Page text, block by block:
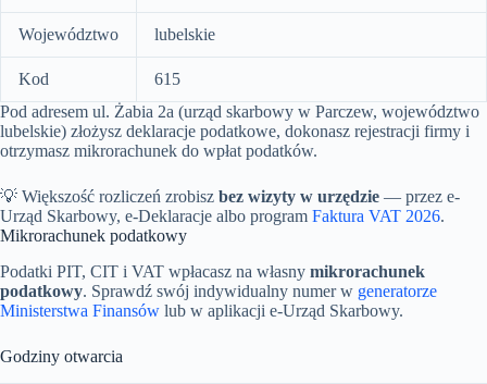
Województwo lubelskie
Kod
615
Pod adresem ul. Żabia 2a (urząd skarbowy w Parczew, województwo
lubelskie) złożysz deklaracje podatkowe, dokonasz rejestracji firmy i
otrzymasz mikrorachunek do wpłat podatków.
💡 Większość rozliczeń zrobisz bez wizyty w urzędzie — przez e-
Urząd Skarbowy, e-Deklaracje albo program Faktura VAT 2026.
Mikrorachunek podatkowy
Podatki PIT, CIT i VAT wpłacasz na własny mikrorachunek
podatkowy. Sprawdź swój indywidualny numer w generatorze
Ministerstwa Finansów lub w aplikacji e-Urząd Skarbowy.
Godziny otwarcia